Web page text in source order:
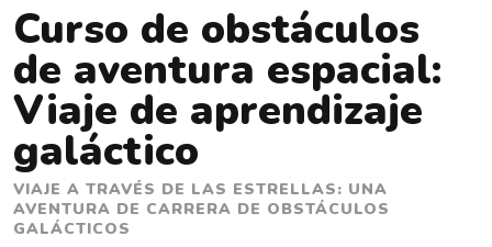
Curso de obstáculos
de aventura espacial:
Viaje de aprendizaje
galáctico
VIAJE A TRAVÉS DE LAS ESTRELLAS: UNA
AVENTURA DE CARRERA DE OBSTÁCULOS
GALÁCTICOS